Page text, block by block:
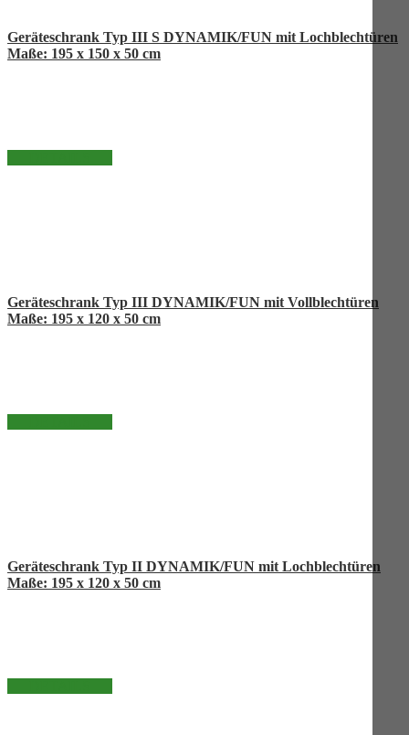
Geräteschrank Typ III S DYNAMIK/FUN mit Lochblechtüren
Maße: 195 x 150 x 50 cm
Geräteschrank Typ III DYNAMIK/FUN mit Vollblechtüren
Maße: 195 x 120 x 50 cm
Geräteschrank Typ II DYNAMIK/FUN mit Lochblechtüren
Maße: 195 x 120 x 50 cm